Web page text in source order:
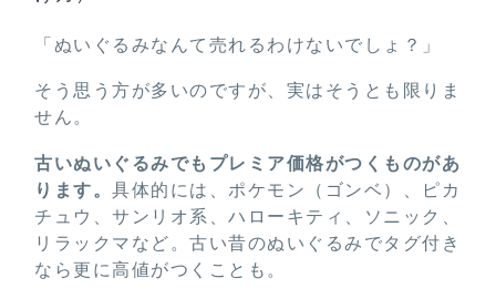
「ぬいぐるみなんて売れるわけないでしょ？」
そう思う方が多いのですが、実はそうとも限りま
せん。
古いぬいぐるみでもプレミア価格がつくものがあ
ります。 具体的には、ポケモン（ゴンベ）、ピカ
チュウ、サンリオ系、ハローキティ、ソニック、
リラックマなど。古い昔のぬいぐるみでタグ付き
なら更に高値がつくことも。